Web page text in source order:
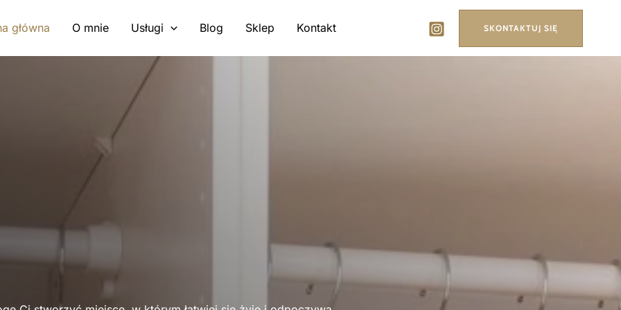
główna O mnie Usługi Blog Sklep Kontakt SKONTAKTUJ SIĘ